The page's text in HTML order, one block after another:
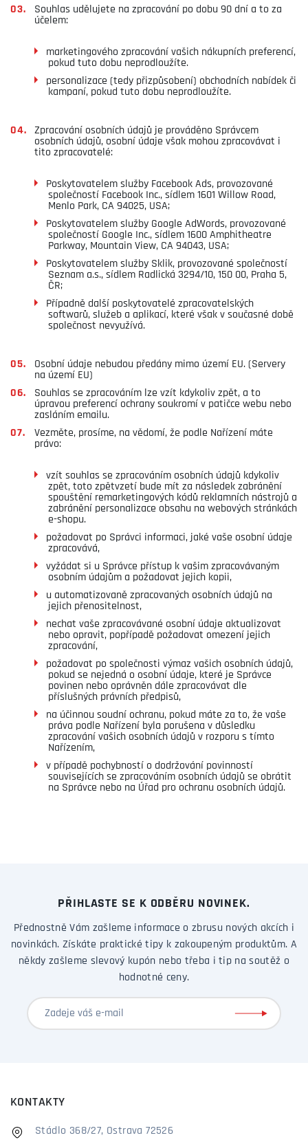
Souhlas udělujete na zpracování po dobu 90 dní a to za
účelem:
marketingového zpracování vašich nákupních preferencí,
pokud tuto dobu neprodloužíte.
personalizace (tedy přizpůsobení) obchodních nabídek či
kampaní, pokud tuto dobu neprodloužíte.
Zpracování osobních údajů je prováděno Správcem
osobních údajů, osobní údaje však mohou zpracovávat i
tito zpracovatelé:
Poskytovatelem služby Facebook Ads, provozované
společností Facebook Inc., sídlem 1601 Willow Road,
Menlo Park, CA 94025, USA;
Poskytovatelem služby Google AdWords, provozované
společností Google Inc., sídlem 1600 Amphitheatre
Parkway, Mountain View, CA 94043, USA;
Poskytovatelem služby Sklik, provozované společností
Seznam a.s., sídlem Radlická 3294/10, 150 00, Praha 5,
ČR;
Případně další poskytovatelé zpracovatelských
softwarů, služeb a aplikací, které však v současné době
společnost nevyužívá.
Osobní údaje nebudou předány mimo území EU. (Servery
na území EU)
Souhlas se zpracováním lze vzít kdykoliv zpět, a to
úpravou preferencí ochrany soukromí v patičce webu nebo
zasláním emailu.
Vezměte, prosíme, na vědomí, že podle Nařízení máte
právo:
vzít souhlas se zpracováním osobních údajů kdykoliv
zpět, toto zpětvzetí bude mít za následek zabránění
spouštění remarketingových kódů reklamních nástrojů a
zabránění personalizace obsahu na webových stránkách
e-shopu.
požadovat po Správci informaci, jaké vaše osobní údaje
zpracovává,
vyžádat si u Správce přístup k vašim zpracovávaným
osobním údajům a požadovat jejich kopii,
u automatizovaně zpracovaných osobních údajů na
jejich přenositelnost,
nechat vaše zpracovávané osobní údaje aktualizovat
nebo opravit, popřípadě požadovat omezení jejich
zpracování,
požadovat po společnosti výmaz vašich osobních údajů,
pokud se nejedná o osobní údaje, které je Správce
povinen nebo oprávněn dále zpracovávat dle
příslušných právních předpisů,
na účinnou soudní ochranu, pokud máte za to, že vaše
práva podle Nařízení byla porušena v důsledku
zpracování vašich osobních údajů v rozporu s tímto
Nařízením,
v případě pochybností o dodržování povinností
souvisejících se zpracováním osobních údajů se obrátit
na Správce nebo na Úřad pro ochranu osobních údajů.
PŘIHLASTE SE K ODBĚRU NOVINEK.
Přednostně Vám zašleme informace o zbrusu nových akcích i
novinkách. Získáte praktické tipy k zakoupeným produktům. A
někdy zašleme slevový kupón nebo třeba i tip na soutěž o
hodnotné ceny.
KONTAKTY
Stádlo 368/27, Ostrava 72526